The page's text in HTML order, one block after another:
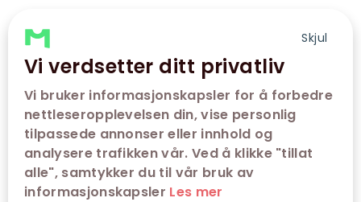
Skjul
Vi verdsetter ditt privatliv
Vi bruker informasjonskapsler for å forbedre
nettleseropplevelsen din, vise personlig
tilpassede annonser eller innhold og
analysere trafikken vår. Ved å klikke "tillat
alle", samtykker du til vår bruk av
informasjonskapsler Les mer